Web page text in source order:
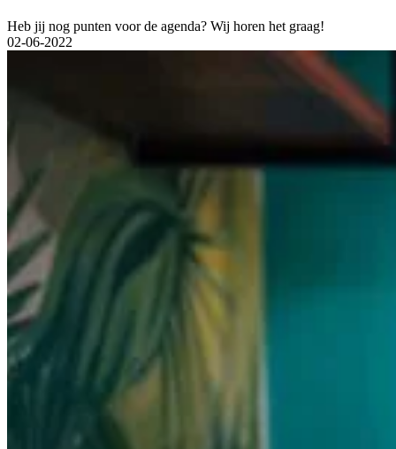
Heb jij nog punten voor de agenda? Wij horen het graag!
02-06-2022